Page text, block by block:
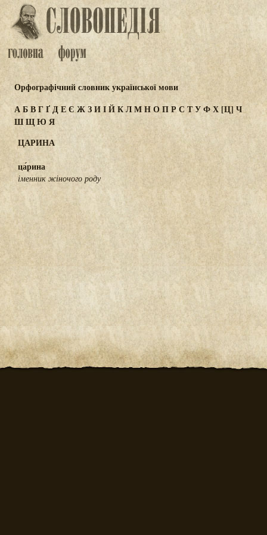
Орфографічний словник української мови
АБВГҐДЕЄ ЖЗИІЙКЛМНОПРС ТУФХ [Ц] Ч
ШЩЮЯ
ЦАРИНА
ца́рина
іменник жіночого роду